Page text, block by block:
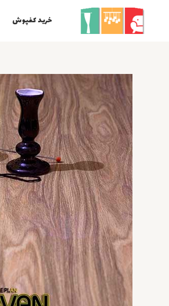
خرید کفپوش